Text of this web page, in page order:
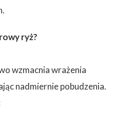
ryż?
wzmacnia wrażenia
nadmiernie pobudzenia.